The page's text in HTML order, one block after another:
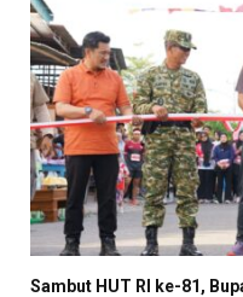
Sambut HUT RI ke-81,